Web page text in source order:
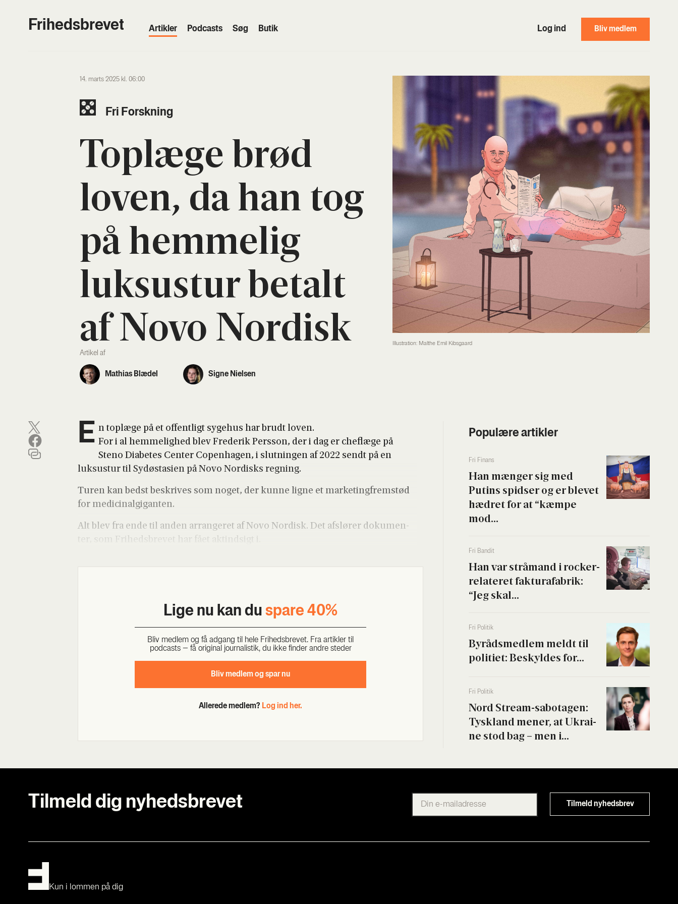
Frihedsbrevet Artik­ler Podcasts Søg Butik Log ind Bliv medlem
14. marts 2025 kl. 06:00
Fri Forsk­ning
Top­læ­ge brød
loven, da han tog
på hem­me­lig
luksus­tur betalt
af Novo Nor­disk
Artikel af
Mathias Blædel Signe Nielsen
Illustration: Malthe Emil Kibsgaard
E n top­læ­ge på et offent­ligt syge­hus har brudt loven.
For i al hem­me­lig­hed blev Fre­de­rik Per­s­son, der i dag er che­flæ­ge på
Steno Dia­be­tes Cen­ter Copen­ha­gen, i slut­nin­gen af 2022 sendt på en
luksus­tur til Sydøst­a­si­en på Novo Nor­disks reg­ning.
Turen kan bedst beskri­ves som noget, der kun­ne lig­ne et mar­ke­ting­frem­stød
for medi­ci­nal­gi­gan­ten.
Alt blev fra ende til anden arran­ge­ret af Novo Nor­disk. Det afslø­rer doku­men­
ter, som Fri­heds­bre­vet har fået aktind­sigt i.
Lige nu kan du spa­re 40%
Bliv med­lem og få adgang til hele Fri­heds­bre­vet. Fra artik­ler til
podcasts – få ori­gi­nal jour­na­li­stik, du ikke fin­der andre ste­der
Bliv med­lem og spar nu
Allerede medlem? Log ind her.
Populære artikler
Fri Finans
Han mæn­ger sig med
Putins spid­ser og er ble­vet
hædret for at “kæm­pe
mod...
Fri Ban­dit
Han var strå­mand i rock­er­
re­la­te­ret fak­tura­fa­brik:
“Jeg skal...
Fri Poli­tik
Byrå­ds­med­lem meldt til
poli­ti­et: Beskyl­des for...
Fri Poli­tik
Nord Stream-sabo­ta­gen:
Tys­kland mener, at Ukrai­
ne stod bag – men i...
Tilmeld dig nyhedsbrevet
Kun i lommen på dig